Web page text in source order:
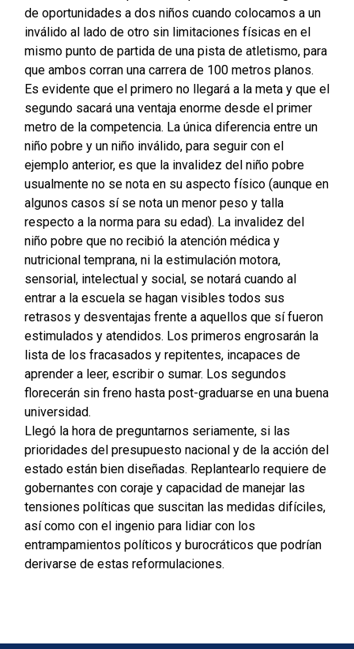
de oportunidades a dos niños cuando colocamos a un
inválido al lado de otro sin limitaciones físicas en el
mismo punto de partida de una pista de atletismo, para
que ambos corran una carrera de 100 metros planos.
Es evidente que el primero no llegará a la meta y que el
segundo sacará una ventaja enorme desde el primer
metro de la competencia. La única diferencia entre un
niño pobre y un niño inválido, para seguir con el
ejemplo anterior, es que la invalidez del niño pobre
usualmente no se nota en su aspecto físico (aunque en
algunos casos sí se nota un menor peso y talla
respecto a la norma para su edad). La invalidez del
niño pobre que no recibió la atención médica y
nutricional temprana, ni la estimulación motora,
sensorial, intelectual y social, se notará cuando al
entrar a la escuela se hagan visibles todos sus
retrasos y desventajas frente a aquellos que sí fueron
estimulados y atendidos. Los primeros engrosarán la
lista de los fracasados y repitentes, incapaces de
aprender a leer, escribir o sumar. Los segundos
florecerán sin freno hasta post-graduarse en una buena
universidad.
Llegó la hora de preguntarnos seriamente, si las
prioridades del presupuesto nacional y de la acción del
estado están bien diseñadas. Replantearlo requiere de
gobernantes con coraje y capacidad de manejar las
tensiones políticas que suscitan las medidas difíciles,
así como con el ingenio para lidiar con los
entrampamientos políticos y burocráticos que podrían
derivarse de estas reformulaciones.